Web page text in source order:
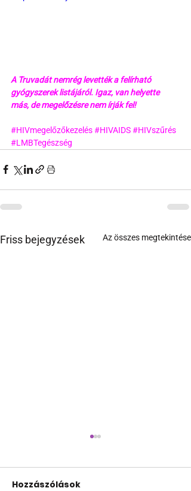
A Truvadát nemrég levették a felírható
gyógyszerek listájáról. Igaz, van helyette
más, de megelőzésre nem írják fel!
#HIVmegelőzőkezelés#HIVAIDS#HIVszűrés
#LMBTegészség
Friss bejegyzések Az összes megtekintése
Hozzászólások